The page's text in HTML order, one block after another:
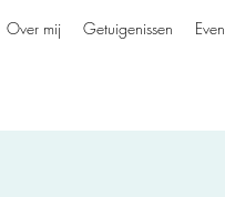
Over mij Getuigenissen